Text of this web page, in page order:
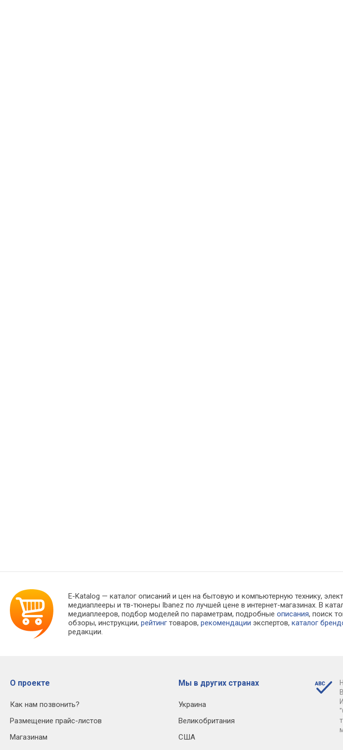
E-Katalog — каталог описаний и цен на бытовую и компьютерную технику,
медиаплееры и тв-тюнеры Ibanez по лучшей цене в интернет-магазинах. В
медиаплееров, подбор моделей по параметрам, подробныеописания, поиск
обзоры, инструкции,рейтинг товаров,рекомендации экспертов,каталог
редакции.
О проекте
Как нам позвонить?
Размещение прайс-листов
Магазинам
Мы в других странах
Украина
Великобритания
США